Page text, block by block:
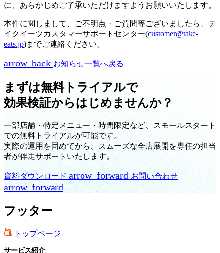
に、あらかじめご了承いただけますようお願いいたします。
本件に関しまして、ご不明点・ご質問等ございましたら、テ
イクイーツカスタマーサポートセンター(customer@take-
eats.jp)までご連絡ください。
arrow_back お知らせ一覧へ戻る
まずは無料トライアルで
効果検証からはじめませんか？
一部店舗・特定メニュー・時間限定など、スモールスタート
での無料トライアルが可能です。
実際の運用を固めてから、スムーズな全店展開を専任の担当
者が伴走サポートいたします。
資料ダウンロード arrow_forward お問い合わせ
arrow_forward
フッター
トップページ
サービス紹介